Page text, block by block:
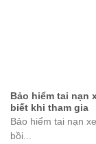
Bảo hiểm tai nạn
biết khi tham gia
Bảo hiểm tai nạn
bồi...